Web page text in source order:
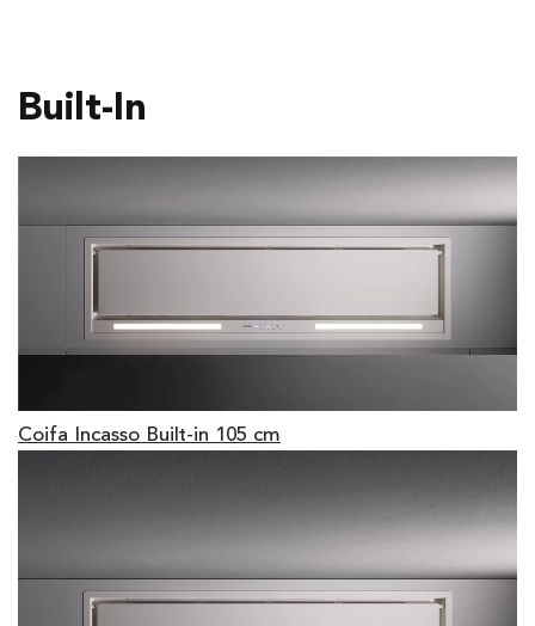
Built-In
Coifa Incasso Built-in 105 cm